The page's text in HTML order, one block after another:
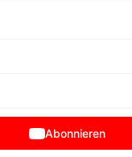
Abonnieren